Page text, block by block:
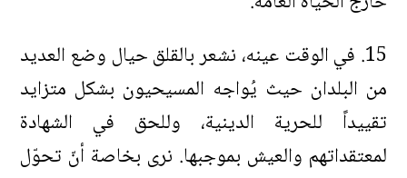
15. في الوقت عينه، نشعر بالقلق حيال وضع العديد
من البلدان حيث يُواجه المسيحيون بشكل متزايد
تقييداً للحرية الدينية، وللحق في الشهادة
لمعتقداتهم والعيش بموجبها. نرى بخاصة أنّ تحوّل